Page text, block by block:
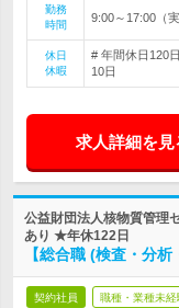
勤務
時間
9:00～17:00（
休日
休暇
# 年間休日120
10日
求人詳細を見
公益財団法人核物質管
あり ★年休122日
【総合職 (検査・分
契約社員 職種・業種未経